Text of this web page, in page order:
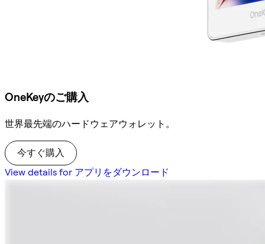
OneKeyのご購入
世界最先端のハードウェアウォレット。
今すぐ購入
View details for アプリをダウンロード